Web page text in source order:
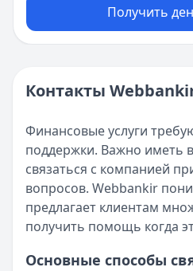
Получить
Контакты
Финансовые услуги
поддержки. Важно иметь
связаться с компанией
вопросов. Webbankir
предлагает клиентам
получить помощь когда
Основные способы